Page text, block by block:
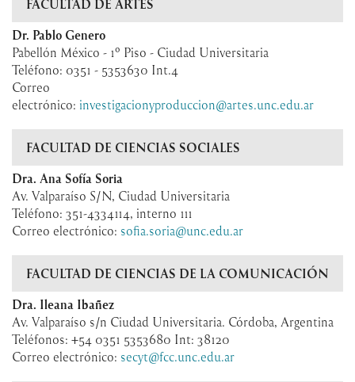
FACULTAD DE ARTES
Dr. Pablo Genero
Pabellón México - 1º Piso - Ciudad Universitaria
Teléfono: 0351 - 5353630 Int.4
Correo
electrónico: investigacionyproduccion@artes.unc.edu.ar
FACULTAD DE CIENCIAS SOCIALES
Dra. Ana Sofía Soria
Av. Valparaíso S/N, Ciudad Universitaria
Teléfono: 351-4334114, interno 111
Correo electrónico: sofia.soria@unc.edu.ar
FACULTAD DE CIENCIAS DE LA COMUNICACIÓN
Dra. Ileana Ibañez
Av. Valparaíso s/n Ciudad Universitaria. Córdoba, Argentina
Teléfonos: +54 0351 5353680 Int: 38120
Correo electrónico: secyt@fcc.unc.edu.ar